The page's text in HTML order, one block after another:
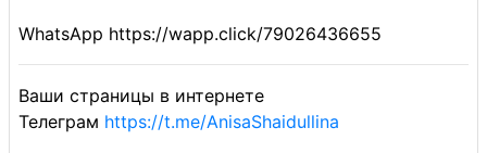
WhatsApp https://wapp.click/79026436655
Ваши страницы в интернете
Телеграм https://t.me/AnisaShaidullina